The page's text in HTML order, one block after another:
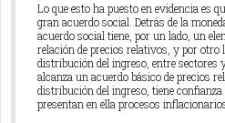
Lo que esto ha puesto en evidencia es
gran acuerdo social. Detrás de la
acuerdo social tiene, por un lado, un
relación de precios relativos, y por otro
distribución del ingreso, entre sectores
alcanza un acuerdo básico de precios
distribución del ingreso, tiene
presentan en ella procesos